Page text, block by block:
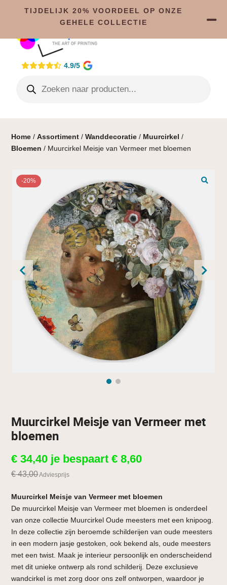
4.9/5
Home /Assortiment /Wanddecoratie / Muurcirkel /
Bloemen / Muurcirkel Meisje van Vermeer met bloemen
-20%
Muurcirkel Meisje van Vermeer met
bloemen
€ 34,40 je bespaart€ 8,60
€43,00Adviesprijs
Muurcirkel Meisje van Vermeer met bloemen
De muurcirkel Meisje van Vermeer met bloemen is onderdeel
van onze collectie Muurcirkel Oude meesters met een knipoog.
In deze collectie zijn beroemde schilderijen van oude meesters
in een modern jasje gestoken, ook bekend als, oude meesters
met een twist. Maak je interieur persoonlijk en onderscheidend
met dit unieke ontwerp als rond schilderij. Deze exclusieve
wandcirkel is met zorg door ons zelf ontworpen, waardoor je
TIJDELIJK 20% VOORDEEL OP ONZE
GEHELE COLLECTIE